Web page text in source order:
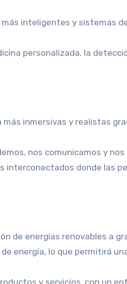
inteligentes y sistemas
personalizada, la
inmersivas y realistas
nos comunicamos y
interconectados donde las
de energías renovables a
energía, lo que permitirá